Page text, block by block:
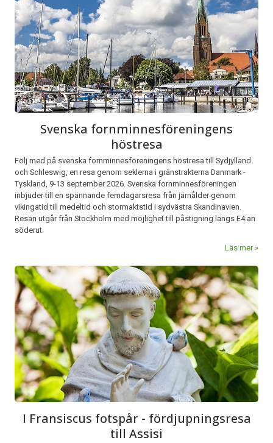
Svenska fornminnesföreningens
höstresa
Följ med på svenska fornminnesföreningens höstresa till Sydjylland
och Schleswig, en resa genom seklerna i gränstrakterna Danmark -
Tyskland, 9-13 september 2026. Svenska fornminnesföreningen
inbjuder till en spännande femdagarsresa från järnålder genom
vikingatid till medeltid och stormaktstid i sydvästra Skandinavien.
Resan utgår från Stockholm med möjlighet till påstigning längs E4:an
söderut.
Läs mer
I Fransiscus fotspår - fördjupningsresa
till Assisi